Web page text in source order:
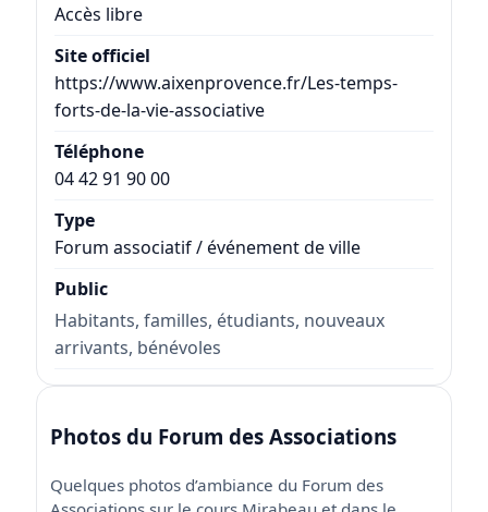
Accès libre
Site officiel
https://www.aixenprovence.fr/Les-temps-
forts-de-la-vie-associative
Téléphone
04 42 91 90 00
Type
Forum associatif / événement de ville
Public
Habitants, familles, étudiants, nouveaux
arrivants, bénévoles
Photos du Forum des Associations
Quelques photos d’ambiance du Forum des